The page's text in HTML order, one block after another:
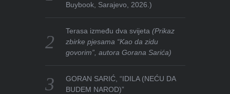
Buybook, Sarajevo, 2026.)
Terasa između dva svijeta(Prikaz
zbirke pjesama “Kao da zidu
govorim”, autora Gorana Sarića)
GORAN SARIĆ, “IDILA (NEĆU DA
BUDEM NAROD)”